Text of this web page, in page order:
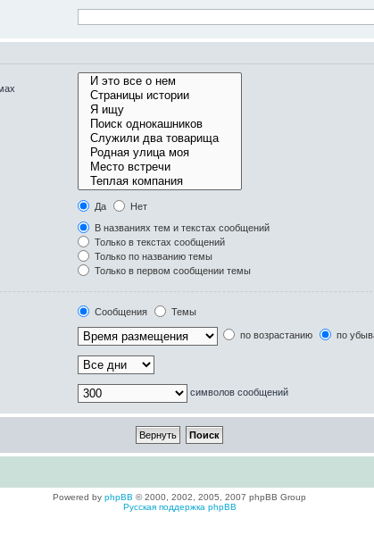
Да
Нет
В названиях тем и текстах сообщений
Только в текстах сообщений
Только по названию темы
Только в первом сообщении темы
Сообщения
Темы
по возрастанию по
символов сообщений
Powered by phpBB © 2000, 2002, 2005, 2007 phpBB Group
Русская поддержка phpBB